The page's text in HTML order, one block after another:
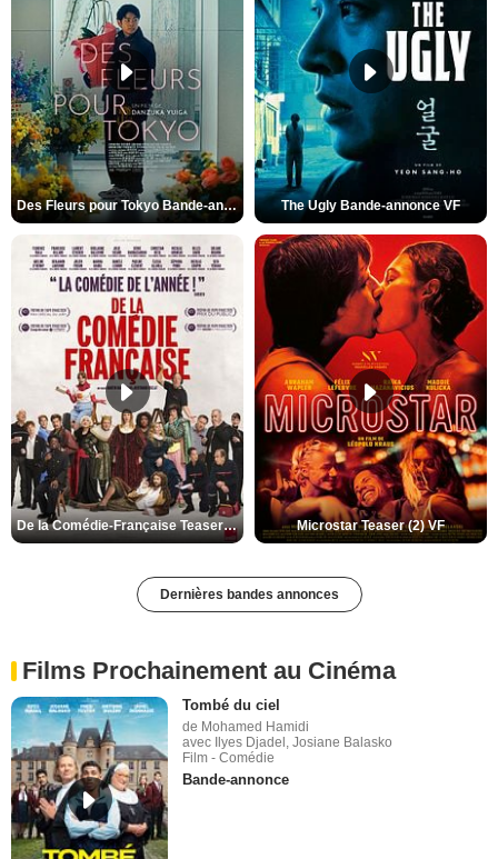
Des Fleurs pour Tokyo Bande-annonce VO STFR The Ugly Bande-annonce VF
De la Comédie-Française Teaser (3) VF Microstar Teaser (2) VF
Dernières bandes annonces
Films Prochainement au Cinéma
Tombé du ciel
de Mohamed Hamidi
avec Ilyes Djadel, Josiane Balasko
Film - Comédie
Bande-annonce